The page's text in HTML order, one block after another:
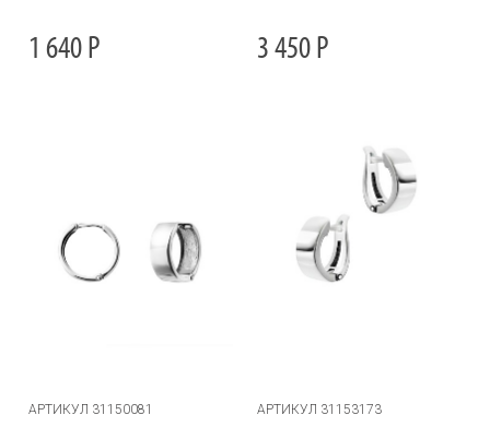
1 640 Р 3 450 Р
АРТИКУЛ 31150081 АРТИКУЛ 31153173